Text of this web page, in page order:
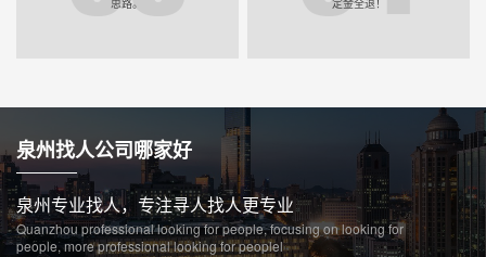
思路。
定金全退！
泉州找人公司哪家好
泉州专业找人，专注寻人找人更专业
Quanzhou professional looking for people, focusing on looking for
people, more professional looking for peoplel